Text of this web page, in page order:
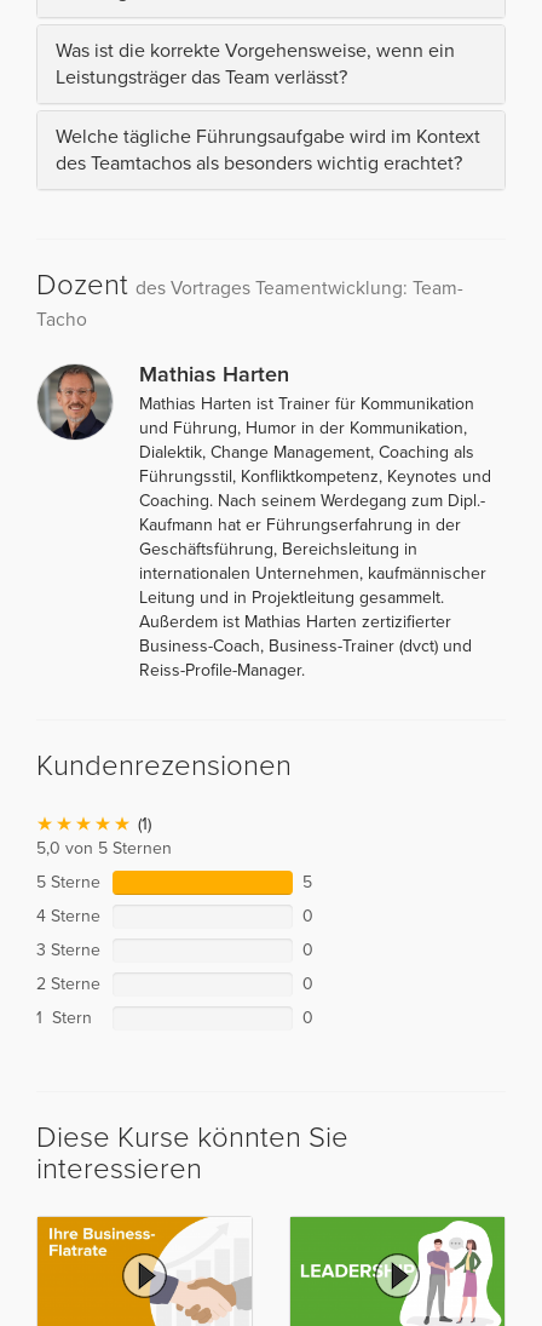
Was ist die korrekte Vorgehensweise, wenn ein
Leistungsträger das Team verlässt?
Welche tägliche Führungsaufgabe wird im Kontext
des Teamtachos als besonders wichtig erachtet?
Dozent des Vortrages Teamentwicklung: Team-
Tacho
Mathias Harten
Mathias Harten ist Trainer für Kommunikation
und Führung, Humor in der Kommunikation,
Dialektik, Change Management, Coaching als
Führungsstil, Konfliktkompetenz, Keynotes und
Coaching. Nach seinem Werdegang zum Dipl.-
Kaufmann hat er Führungserfahrung in der
Geschäftsführung, Bereichsleitung in
internationalen Unternehmen, kaufmännischer
Leitung und in Projektleitung gesammelt.
Außerdem ist Mathias Harten zertizifierter
Business-Coach, Business-Trainer (dvct) und
Reiss-Profile-Manager.
Kundenrezensionen
(1)
5,0 von 5 Sternen
5 Sterne
5
4 Sterne
0
3 Sterne
0
2 Sterne
0
1 Stern
0
Diese Kurse könnten Sie
interessieren